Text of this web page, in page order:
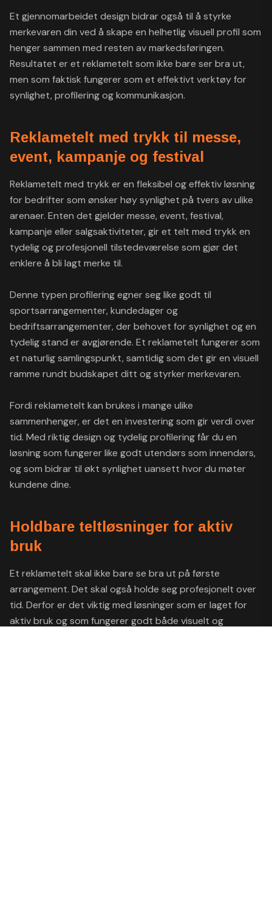
Et gjennomarbeidet design bidrar også til å styrke
merkevaren din ved å skape en helhetlig visuell profil som
henger sammen med resten av markedsføringen.
Resultatet er et reklametelt som ikke bare ser bra ut,
men som faktisk fungerer som et effektivt verktøy for
synlighet, profilering og kommunikasjon.
Reklametelt med trykk til messe,
event, kampanje og festival
Reklametelt med trykk er en fleksibel og effektiv løsning
for bedrifter som ønsker høy synlighet på tvers av ulike
arenaer. Enten det gjelder messe, event, festival,
kampanje eller salgsaktiviteter, gir et telt med trykk en
tydelig og profesjonell tilstedeværelse som gjør det
enklere å bli lagt merke til.
Denne typen profilering egner seg like godt til
sportsarrangementer, kundedager og
bedriftsarrangementer, der behovet for synlighet og en
tydelig stand er avgjørende. Et reklametelt fungerer som
et naturlig samlingspunkt, samtidig som det gir en visuell
ramme rundt budskapet ditt og styrker merkevaren.
Fordi reklametelt kan brukes i mange ulike
sammenhenger, er det en investering som gir verdi over
tid. Med riktig design og tydelig profilering får du en
løsning som fungerer like godt utendørs som innendørs,
og som bidrar til økt synlighet uansett hvor du møter
kundene dine.
Holdbare teltløsninger for aktiv
bruk
Et reklametelt skal ikke bare se bra ut på første
arrangement. Det skal også holde seg profesjonelt over
tid. Derfor er det viktig med løsninger som er laget for
aktiv bruk og som fungerer godt både visuelt og